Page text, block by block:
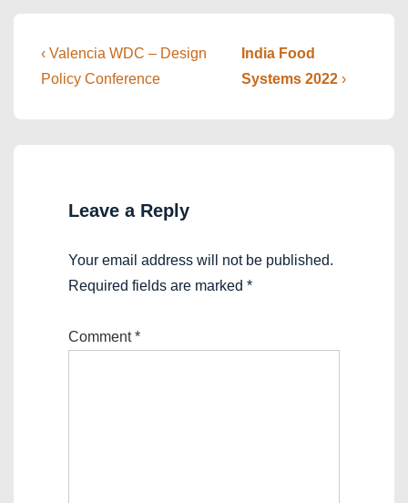
Post
navigation
Previous
Post
‹ Valencia WDC – Design
Policy Conference
Next
Post
India Food
Systems 2022›
Leave a Reply
Your email address will not be published.
Required fields are marked *
Comment*